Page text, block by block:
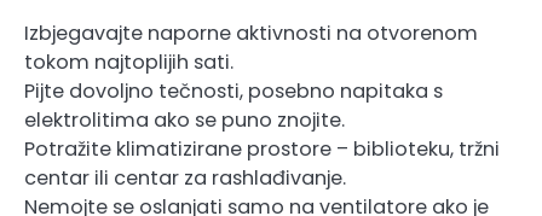
Izbjegavajte naporne aktivnosti na otvorenom
tokom najtoplijih sati.
Pijte dovoljno tečnosti, posebno napitaka s
elektrolitima ako se puno znojite.
Potražite klimatizirane prostore – biblioteku, tržni
centar ili centar za rashlađivanje.
Nemojte se oslanjati samo na ventilatore ako je